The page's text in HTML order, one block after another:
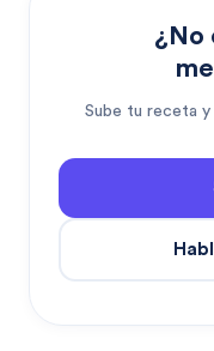
¿No
Sube tu receta